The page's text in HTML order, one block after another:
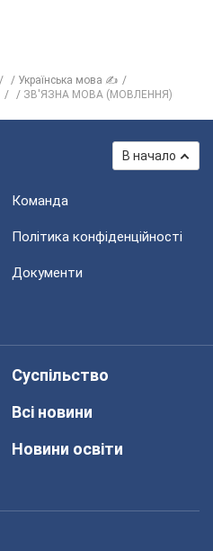
Українська мова ✍
ЗВ'ЯЗНА МОВА (МОВЛЕННЯ)
В начало
Команда
Політика конфіденційності
Документи
Суспільство
Всі новини
Новини освіти